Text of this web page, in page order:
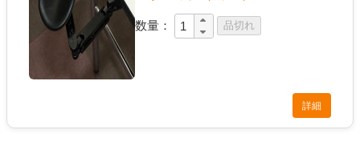
数量：
詳細